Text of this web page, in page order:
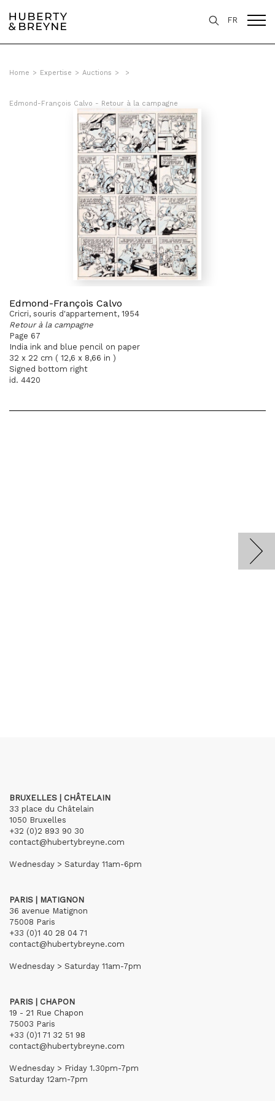
FR
Home > Expertise > Auctions > >
Edmond-François Calvo - Retour à la campagne
Edmond-François Calvo
Cricri, souris d'appartement, 1954
Retour à la campagne
Page 67
India ink and blue pencil on paper
32 x 22 cm ( 12,6 x 8,66 in )
Signed bottom right
id. 4420
BRUXELLES | CHÂTELAIN
33 place du Châtelain
1050 Bruxelles
+32 (0)2 893 90 30
contact@hubertybreyne.com
Wednesday > Saturday 11am-6pm
PARIS | MATIGNON
36 avenue Matignon
75008 Paris
+33 (0)1 40 28 04 71
contact@hubertybreyne.com
Wednesday > Saturday 11am-7pm
PARIS | CHAPON
19 - 21 Rue Chapon
75003 Paris
+33 (0)1 71 32 51 98
contact@hubertybreyne.com
Wednesday > Friday 1.30pm-7pm
Saturday 12am-7pm